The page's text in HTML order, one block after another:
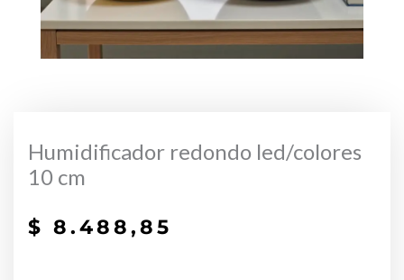
Humidificador redondo led/colores
10 cm
$ 8.488,85